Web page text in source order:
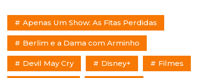
Apenas Um Show: As Fitas Perdidas
Berlim e a Dama com Arminho
Devil May Cry Disney+ Filmes